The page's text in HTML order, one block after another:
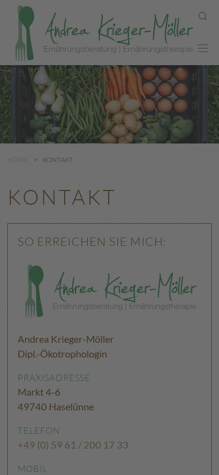
Zum Hauptinhalt springen
HOME KONTAKT
KONTAKT
SO ERREICHEN SIE MICH:
Andrea Krieger-Möller
Dipl.-Ökotrophologin
PRAXISADRESSE
Markt 4-6
49740 Haselünne
TELEFON
+49 (0) 59 61 / 200 17 33
MOBIL